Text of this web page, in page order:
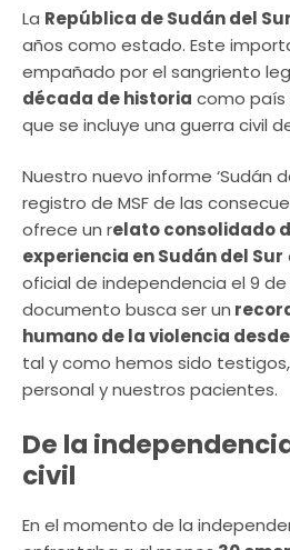
La República de Sudán del Sur
años como estado. Este
empañado por el sangriento
década de historia como país
que se incluye una guerra civil
Nuestro nuevo informe ‘Sudán
registro de MSF de las
ofrece un relato consolidado
experiencia en Sudán del Sur
oficial de independencia el 9 de
documento busca ser un
humano de la violencia
tal y como hemos sido
personal y nuestros pacientes.
De la
civil
En el momento de la